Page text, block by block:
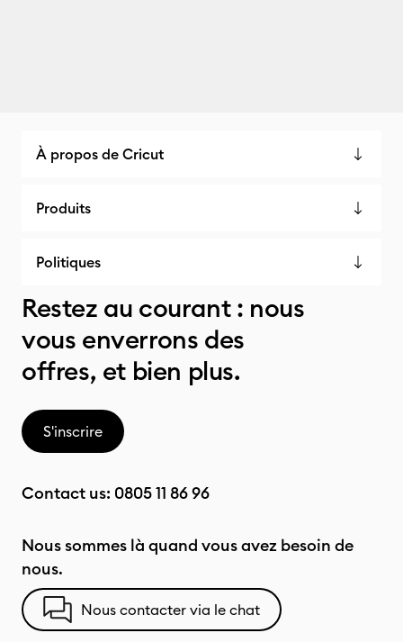
À propos de Cricut
Produits
Politiques
Restez au courant : nous
vous enverrons des
offres, et bien plus.
S'inscrire
Contact us: 0805 11 86 96
Nous sommes là quand vous avez besoin de
nous.
Nous contacter via le chat